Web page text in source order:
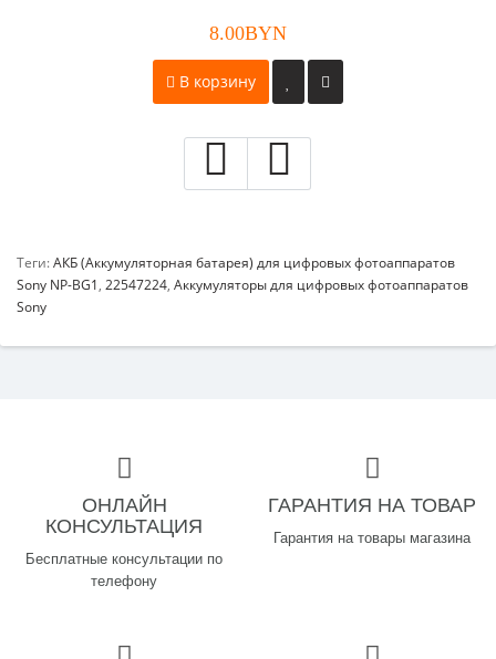
8.00BYN
В корзину
Теги:АКБ (Аккумуляторная батарея) для цифровых фотоаппаратов
Sony NP-BG1, 22547224, Аккумуляторы для цифровых фотоаппаратов
Sony
ОНЛАЙН
КОНСУЛЬТАЦИЯ
Бесплатные консультации по
телефону
ГАРАНТИЯ НА ТОВАР
Гарантия на товары магазина